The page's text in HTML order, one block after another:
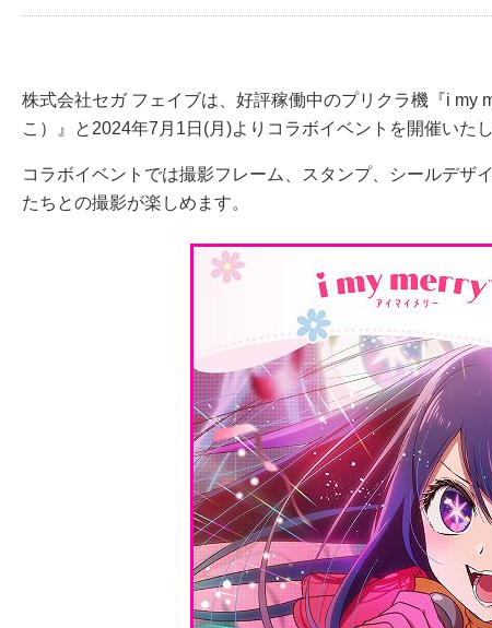
株式会社セガ フェイブは、好評稼働中のプリクラ機『i my
こ）』と2024年7月1日(月)よりコラボイベントを開催いたし
コラボイベントでは撮影フレーム、スタンプ、シールデザ
たちとの撮影が楽しめます。